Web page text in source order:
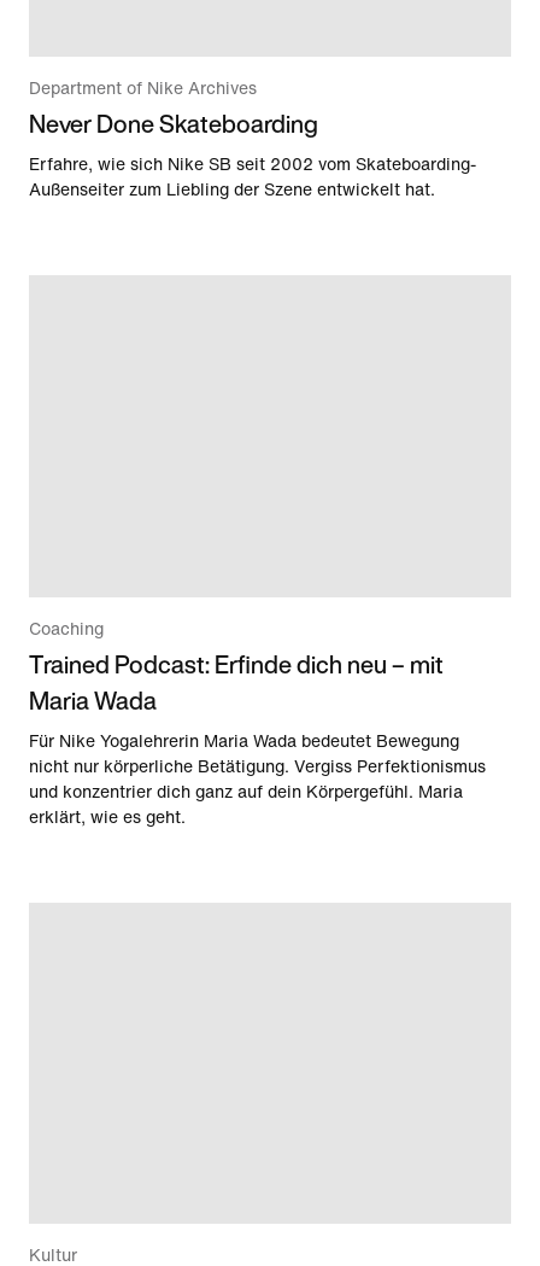
Department of Nike Archives
Never Done Skateboarding
Erfahre, wie sich Nike SB seit 2002 vom Skateboarding-
Außenseiter zum Liebling der Szene entwickelt hat.
Coaching
Trained Podcast: Erfinde dich neu – mit
Maria Wada
Für Nike Yogalehrerin Maria Wada bedeutet Bewegung
nicht nur körperliche Betätigung. Vergiss Perfektionismus
und konzentrier dich ganz auf dein Körpergefühl. Maria
erklärt, wie es geht.
Kultur